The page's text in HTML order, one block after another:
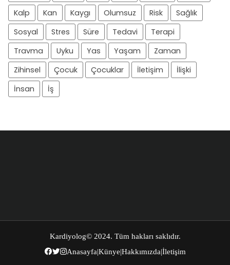
Kalp
Kan Kaygı Olumsuz Risk
Sağlık
Sosyal
Stres Süre Tedavi
Terapi
Travma
Uyku Yas Yaşam
Zaman
Zihinsel
Çocuk Çocuklar İletişim
İlişki
İnsan
İş
Kardiyolog© 2024. Tüm hakları saklıdır.
Anasayfa|Künye|Hakkımızda|İletişim